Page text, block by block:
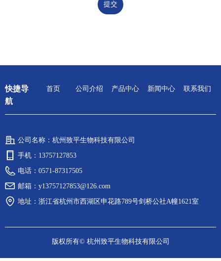
提交
快捷导
航
首页 公司介绍 产品中心 新闻中心 联系我们
版权所有© 杭州致平生物科技有限公司
公司名称： 杭州致平生物科技有限公司
手机： 13757127853
电话： 0571-87317505
邮箱： y13757127853@126.com
地址： 浙江省杭州市西湖区申花路789号剑桥公社A幢1621室